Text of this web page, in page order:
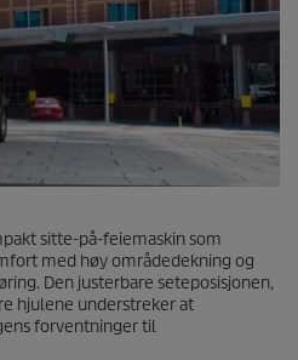
sitte-på-feiemaskin som
med høy områdedekning og
Den justerbare seteposisjonen,
hjulene understreker at
forventninger til